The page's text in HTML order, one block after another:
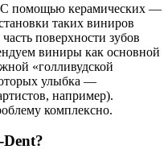
помощью керамических —
таких виниров
поверхности зубов
виниры как основной
«голливудской
улыбка —
например).
комплексно.